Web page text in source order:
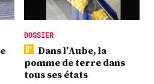
DOSSIER
Dans l’Aube, la
pomme de terre dans
tous ses états